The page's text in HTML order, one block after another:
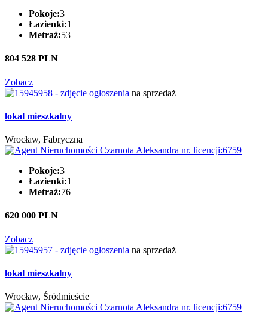
Pokoje:3
Łazienki:1
Metraż:53
804 528 PLN
Zobacz
na sprzedaż
lokal mieszkalny
Wrocław, Fabryczna
Pokoje:3
Łazienki:1
Metraż:76
620 000 PLN
Zobacz
na sprzedaż
lokal mieszkalny
Wrocław, Śródmieście